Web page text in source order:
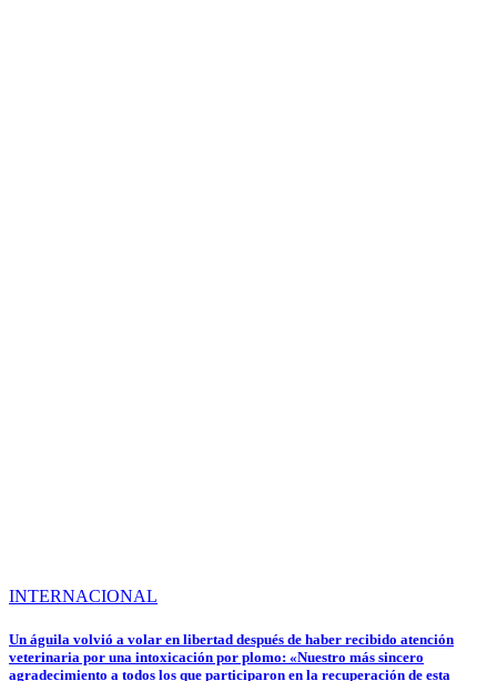
INTERNACIONAL
Un águila volvió a volar en libertad después de haber recibido atención
veterinaria por una intoxicación por plomo: «Nuestro más sincero
agradecimiento a todos los que participaron en la recuperación de esta